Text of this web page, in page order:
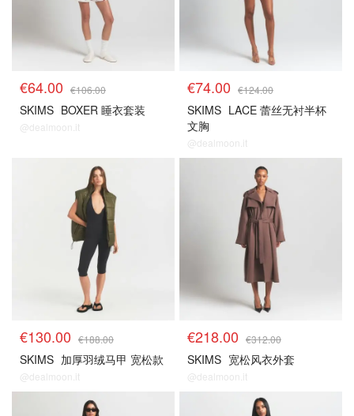
€64.00 €106.00
SKIMS BOXER 睡衣套装
@dealmoon.it
€74.00 €124.00
SKIMS LACE 蕾丝无衬半杯
文胸
@dealmoon.it
€130.00 €188.00
SKIMS 加厚羽绒马甲 宽松款
@dealmoon.it
€218.00 €312.00
SKIMS 宽松风衣外套
@dealmoon.it